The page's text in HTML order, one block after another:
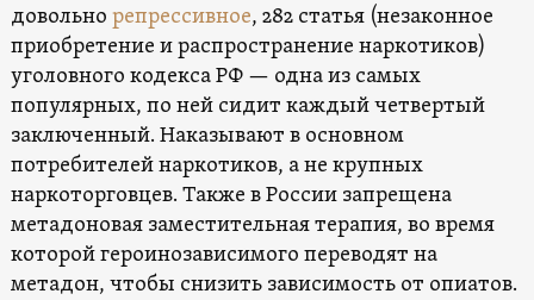
довольно репрессивное, 282 статья (незаконное
приобретение и распространение наркотиков)
уголовного кодекса РФ — одна из самых
популярных, по ней сидит каждый четвертый
заключенный. Наказывают в основном
потребителей наркотиков, а не крупных
наркоторговцев. Также в России запрещена
метадоновая заместительная терапия, во время
которой героинозависимого переводят на
метадон, чтобы снизить зависимость от опиатов.